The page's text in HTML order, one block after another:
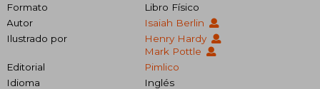
Formato
Libro Físico
Autor
Isaiah Berlin
Ilustrado por
Henry Hardy
Mark Pottle
Editorial
Pimlico
Idioma
Inglés